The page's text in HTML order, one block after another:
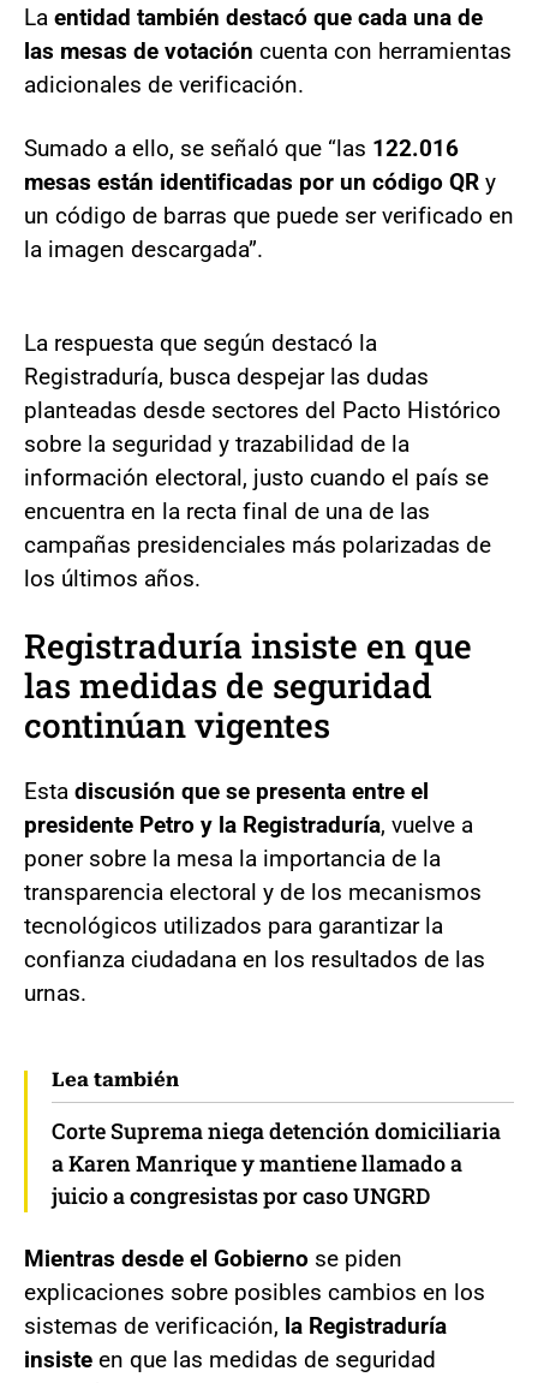
La entidad también destacó que cada una de
las mesas de votación cuenta con herramientas
adicionales de verificación.
Sumado a ello, se señaló que “las 122.016
mesas están identificadas por un código QR y
un código de barras que puede ser verificado en
la imagen descargada”.
La respuesta que según destacó la
Registraduría, busca despejar las dudas
planteadas desde sectores del Pacto Histórico
sobre la seguridad y trazabilidad de la
información electoral, justo cuando el país se
encuentra en la recta final de una de las
campañas presidenciales más polarizadas de
los últimos años.
Registraduría insiste en que
las medidas de seguridad
continúan vigentes
Esta discusión que se presenta entre el
presidente Petro y la Registraduría, vuelve a
poner sobre la mesa la importancia de la
transparencia electoral y de los mecanismos
tecnológicos utilizados para garantizar la
confianza ciudadana en los resultados de las
urnas.
Lea también
Corte Suprema niega detención domiciliaria
a Karen Manrique y mantiene llamado a
juicio a congresistas por caso UNGRD
Mientras desde el Gobierno se piden
explicaciones sobre posibles cambios en los
sistemas de verificación, la Registraduría
insiste en que las medidas de seguridad